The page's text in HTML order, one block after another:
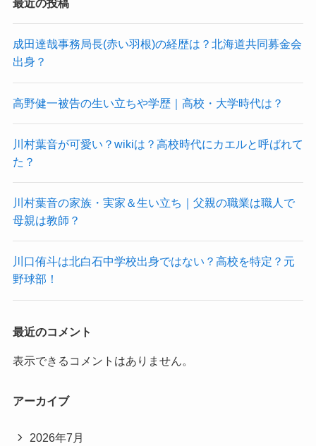
最近の投稿
成田達哉事務局長(赤い羽根)の経歴は？北海道共同募金会
出身？
高野健一被告の生い立ちや学歴｜高校・大学時代は？
川村葉音が可愛い？wikiは？高校時代にカエルと呼ばれて
た？
川村葉音の家族・実家＆生い立ち｜父親の職業は職人で
母親は教師？
川口侑斗は北白石中学校出身ではない？高校を特定？元
野球部！
最近のコメント
表示できるコメントはありません。
アーカイブ
2026年7月